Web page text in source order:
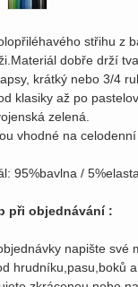
střihu z
dobře drží
krátký nebo 3/4
klasiky až po
zelená.
vhodné na
95%bavlna /
při objednávání :
napište své
hrudníku,pasu,boků